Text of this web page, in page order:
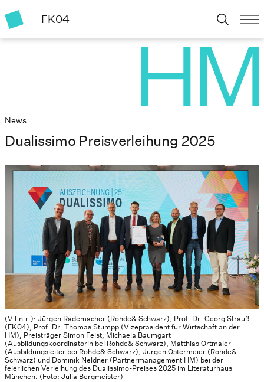
FK04
News
Dualissimo Preisverleihung 2025
(V.l.n.r.): Jürgen Rademacher (Rohde& Schwarz), Prof. Dr. Georg Strauß
(FK04), Prof. Dr. Thomas Stumpp (Vizepräsident für Wirtschaft an der
HM), Preisträger Simon Feist, Michaela Baumgart
(Ausbildungskoordinatorin bei Rohde& Schwarz), Matthias Ortmaier
(Ausbildungsleiter bei Rohde& Schwarz), Jürgen Ostermeier (Rohde&
Schwarz) und Dominik Neldner (Partnermanagement HM) bei der
feierlichen Verleihung des Dualissimo-Preises 2025 im Literaturhaus
München. (Foto: Julia Bergmeister)